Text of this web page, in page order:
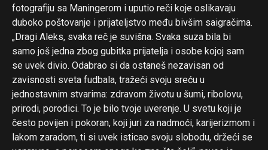
fotografiju sa Maningerom i uputio reči koje oslikavaju
duboko poštovanje i prijateljstvo među bivšim saigračima.
„Dragi Aleks, svaka reč je suvišna. Svaka suza bila bi
samo još jedna zbog gubitka prijatelja i osobe kojoj sam
se uvek divio. Odabrao si da ostaneš nezavisan od
zavisnosti sveta fudbala, tražeći svoju sreću u
jednostavnim stvarima: zdravom životu u šumi, ribolovu,
prirodi, porodici. To je bilo tvoje uverenje. U svetu koji je
često povijen i pokoran, koji juri za nadmoći, karijerizmom i
lakom zaradom, ti si uvek isticao svoju slobodu, držeći se
Flipboard
Reddit